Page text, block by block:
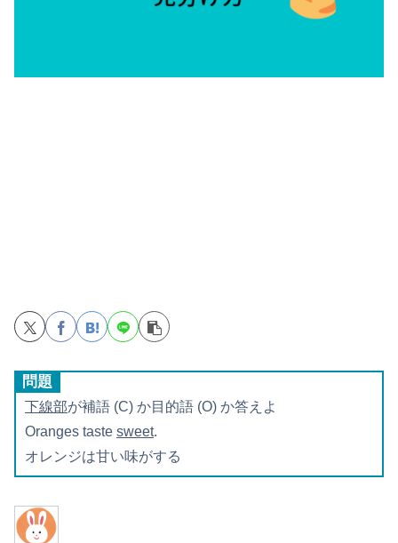
問題
下線部が補語 (C) か目的語 (O) か答えよ
Oranges taste sweet.
オレンジは甘い味がする